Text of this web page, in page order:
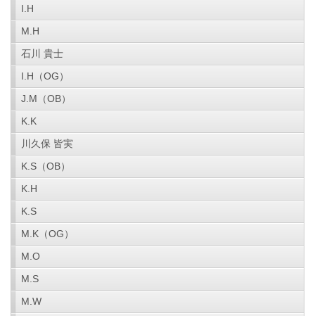
I.H
M.H
石川 貴士
I.H（OG）
J.M（OB）
K.K
川久保 皆実
K.S（OB）
K.H
K.S
M.K（OG）
M.O
M.S
M.W